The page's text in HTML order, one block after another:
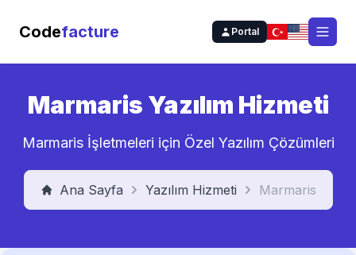
Codefacture Portal
Marmaris Yazılım Hizmeti
Marmaris İşletmeleri için Özel Yazılım Çözümleri
Ana Sayfa Yazılım Hizmeti Marmaris